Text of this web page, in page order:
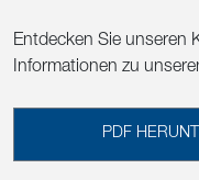
Entdecken Sie unseren
Informationen zu
PDF